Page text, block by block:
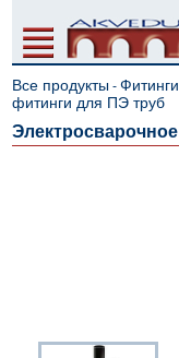
Все продукты -
фитинги для ПЭ труб